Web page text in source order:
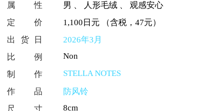
属性
男 、 人形毛绒、 观感安心
定价
1,100日元 （含税，47元）
出货日
2026年3月
比例
Non
制作
STELLA NOTES
作品
防风铃
尺寸
8cm